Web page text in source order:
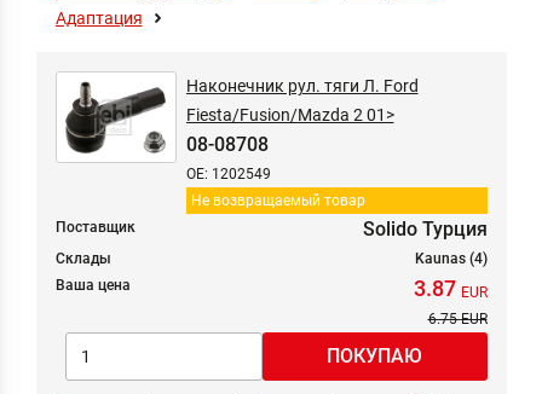
Адаптация
Не возвращаемый товар
Наконечник рул. тяги Л. Ford
Fiesta/Fusion/Mazda 2 01>
08-08708
OE: 1202549
Поставщик Solido Турция
Склады
Kaunas (4)
Ваша цена
3.87
6.75